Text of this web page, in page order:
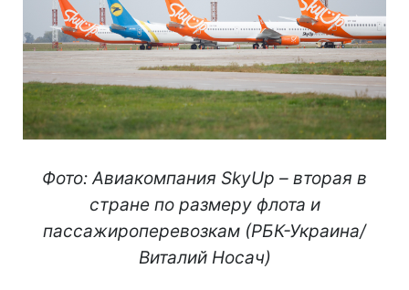
Фото: Авиакомпания SkyUp – вторая в
стране по размеру флота и
пассажироперевозкам (РБК-Украина/
Виталий Носач)